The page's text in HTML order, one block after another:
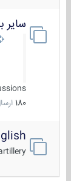
سایر
180 ارسال
...